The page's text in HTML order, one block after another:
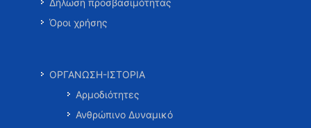
Δήλωση προσβασιμότητας
Όροι χρήσης
ΟΡΓΑΝΩΣΗ-ΙΣΤΟΡΙΑ
Αρμοδιότητες
Ανθρώπινο Δυναμικό